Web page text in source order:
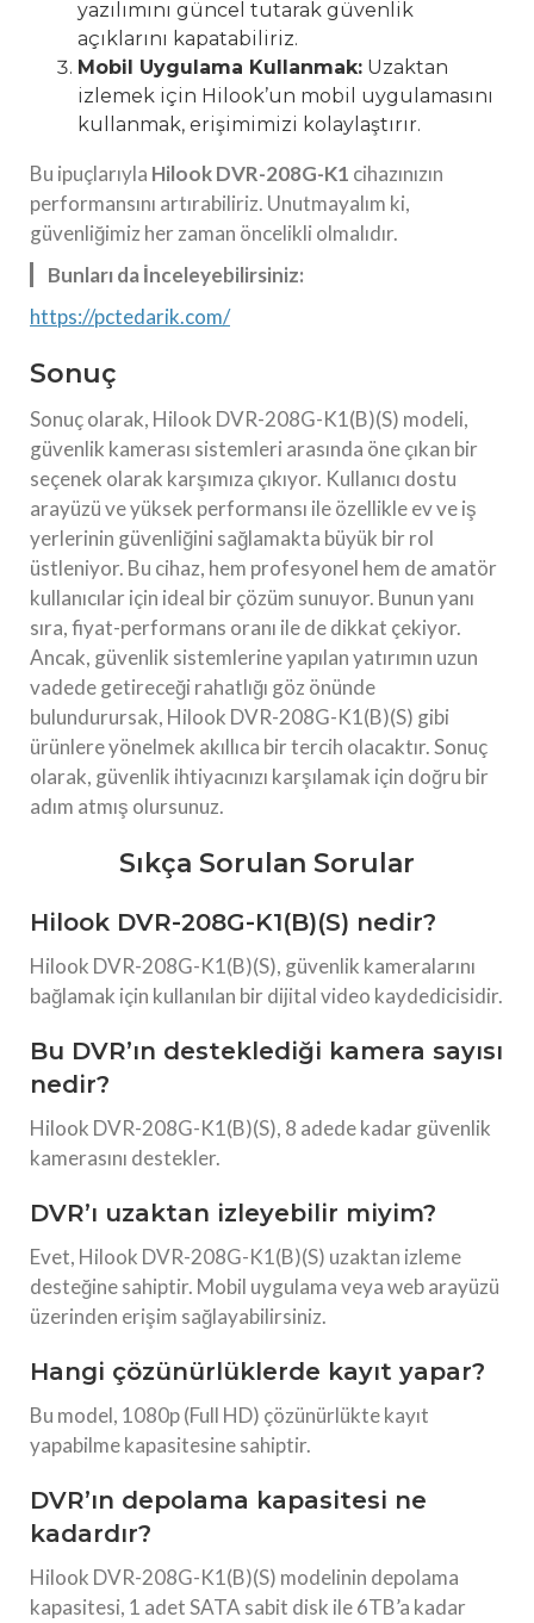
yazılımını güncel tutarak güvenlik
açıklarını kapatabiliriz.
Mobil Uygulama Kullanmak: Uzaktan
izlemek için Hilook’un mobil uygulamasını
kullanmak, erişimimizi kolaylaştırır.
Bu ipuçlarıyla Hilook DVR-208G-K1 cihazınızın
performansını artırabiliriz. Unutmayalım ki,
güvenliğimiz her zaman öncelikli olmalıdır.
Bunları da İnceleyebilirsiniz:
https://pctedarik.com/
Sonuç
Sonuç olarak, Hilook DVR-208G-K1(B)(S) modeli,
güvenlik kamerası sistemleri arasında öne çıkan bir
seçenek olarak karşımıza çıkıyor. Kullanıcı dostu
arayüzü ve yüksek performansı ile özellikle ev ve iş
yerlerinin güvenliğini sağlamakta büyük bir rol
üstleniyor. Bu cihaz, hem profesyonel hem de amatör
kullanıcılar için ideal bir çözüm sunuyor. Bunun yanı
sıra, fiyat-performans oranı ile de dikkat çekiyor.
Ancak, güvenlik sistemlerine yapılan yatırımın uzun
vadede getireceği rahatlığı göz önünde
bulundurursak, Hilook DVR-208G-K1(B)(S) gibi
ürünlere yönelmek akıllıca bir tercih olacaktır. Sonuç
olarak, güvenlik ihtiyacınızı karşılamak için doğru bir
adım atmış olursunuz.
Sıkça Sorulan Sorular
Hilook DVR-208G-K1(B)(S) nedir?
Hilook DVR-208G-K1(B)(S), güvenlik kameralarını
bağlamak için kullanılan bir dijital video kaydedicisidir.
Bu DVR’ın desteklediği kamera sayısı
nedir?
Hilook DVR-208G-K1(B)(S), 8 adede kadar güvenlik
kamerasını destekler.
DVR’ı uzaktan izleyebilir miyim?
Evet, Hilook DVR-208G-K1(B)(S) uzaktan izleme
desteğine sahiptir. Mobil uygulama veya web arayüzü
üzerinden erişim sağlayabilirsiniz.
Hangi çözünürlüklerde kayıt yapar?
Bu model, 1080p (Full HD) çözünürlükte kayıt
yapabilme kapasitesine sahiptir.
DVR’ın depolama kapasitesi ne
kadardır?
Hilook DVR-208G-K1(B)(S) modelinin depolama
kapasitesi, 1 adet SATA sabit disk ile 6TB’a kadar